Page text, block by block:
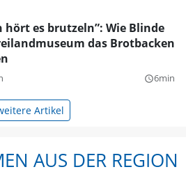
hört es brutzeln”: Wie Blinde
das Brotbacken
query_builder6min
Artikel
AUS DER REGION